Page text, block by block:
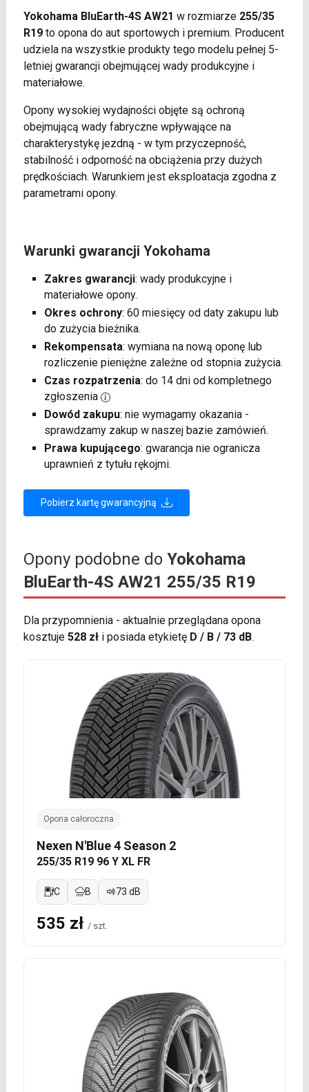
Yokohama BluEarth-4S AW21 w rozmiarze 255/35
R19to opona do aut sportowych i premium. Producent
udziela na wszystkie produkty tego modelu pełnej 5-
letniej gwarancji obejmującej wady produkcyjne i
materiałowe.
Opony wysokiej wydajności objęte są ochroną
obejmującą wady fabryczne wpływające na
charakterystykę jezdną - w tym przyczepność,
stabilność i odporność na obciążenia przy dużych
prędkościach. Warunkiem jest eksploatacja zgodna z
parametrami opony.
Warunki gwarancji Yokohama
Zakres gwarancji: wady produkcyjne i
materiałowe opony.
Okres ochrony: 60 miesięcy od daty zakupu lub
do zużycia bieżnika.
Rekompensata: wymiana na nową oponę lub
rozliczenie pieniężne zależne od stopnia zużycia.
Czas rozpatrzenia: do 14 dni od kompletnego
zgłoszenia
Dowód zakupu: nie wymagamy okazania -
sprawdzamy zakup w naszej bazie zamówień.
Prawa kupującego: gwarancja nie ogranicza
uprawnień z tytułu rękojmi.
Pobierz kartę gwarancyjną
Opony podobne do Yokohama
BluEarth-4S AW21 255/35 R19
Dla przypomnienia - aktualnie przeglądana opona
kosztuje 528 złi posiada etykietę D / B / 73 dB.
Opona całoroczna
Nexen N'Blue 4 Season 2
255/35 R19 96 Y XL FR
C B 73 dB
535 zł / szt.